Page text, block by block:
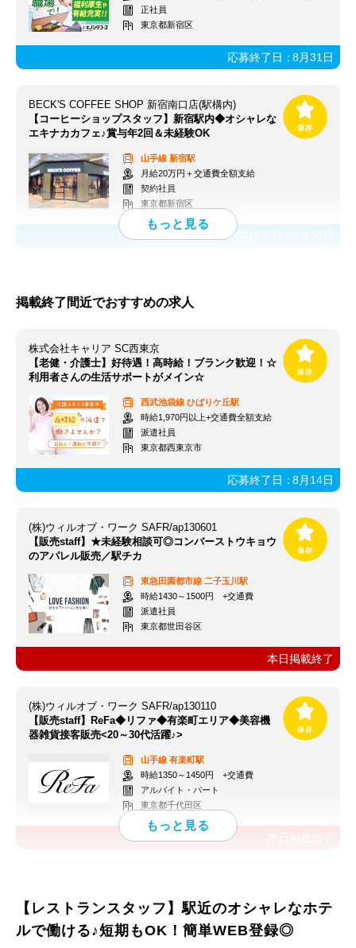
正社員
東京都新宿区
応募終了日：8月31日
BECK'S COFFEE SHOP 新宿南口店(駅構内)
【コーヒーショップスタッフ】新宿駅内◆オシャレな
エキナカカフェ♪賞与年2回＆未経験OK
山手線 新宿駅
月給20万円＋交通費全額支給
契約社員
東京都新宿区
応募終了日：
掲載終了間近でおすすめの求人
株式会社キャリア SC西東京
【老健・介護士】好待遇！高時給！ブランク歓迎！☆
利用者さんの生活サポートがメイン☆
西武池袋線 ひばりケ丘駅
時給1,970円以上+交通費全額支給
派遣社員
東京都西東京市
応募終了日：8月14日
(株)ウィルオブ・ワーク SAFR/ap130601
【販売staff】★未経験相談可◎コンバーストウキョウ
のアパレル販売／駅チカ
東急田園都市線 二子玉川駅
時給1430～1500円 +交通費
派遣社員
東京都世田谷区
本日掲載終了
(株)ウィルオブ・ワーク SAFR/ap130110
【販売staff】ReFa◆リファ◆有楽町エリア◆美容機
器雑貨接客販売<20～30代活躍♪>
山手線 有楽町駅
時給1350～1450円 +交通費
アルバイト・パート
東京都千代田区
【レストランスタッフ】駅近のオシャレなホテ
ルで働ける♪短期もOK！簡単WEB登録◎